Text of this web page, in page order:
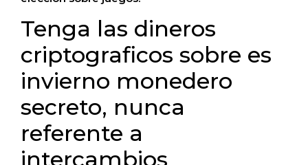
Tenga las dineros
criptograficos sobre es
invierno monedero
secreto, nunca
referente a
intercambios